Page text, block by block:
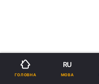
ГОЛОВНА
RU
МОВА